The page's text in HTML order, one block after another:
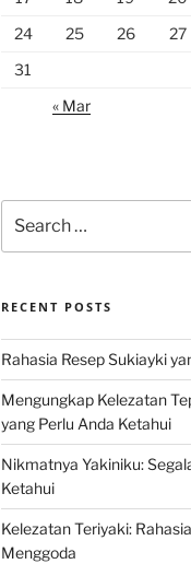
24
25 26 27
31
« Mar
for:
RECENT POSTS
Rahasia Resep Sukiayki
Mengungkap Kelezatan
yang Perlu Anda Ketahui
Nikmatnya Yakiniku:
Ketahui
Kelezatan Teriyaki:
Menggoda